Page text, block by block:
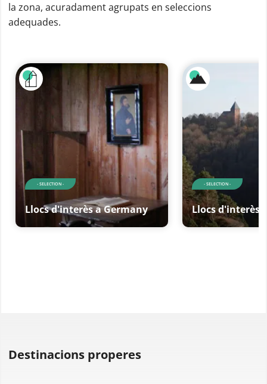
la zona, acuradament agrupats en seleccions
adequades.
- SELECTION -
Llocs d'interès a Germany
- SELECTION -
Llocs d'interès
Destinacions properes